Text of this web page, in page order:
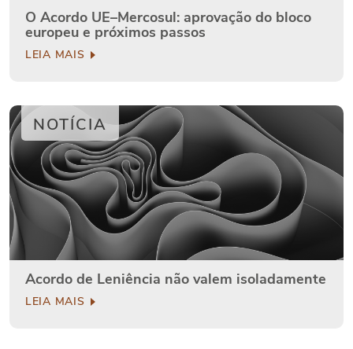
O Acordo UE–Mercosul: aprovação do bloco
europeu e próximos passos
LEIA MAIS
NOTÍCIA
Acordo de Leniência não valem isoladamente
LEIA MAIS